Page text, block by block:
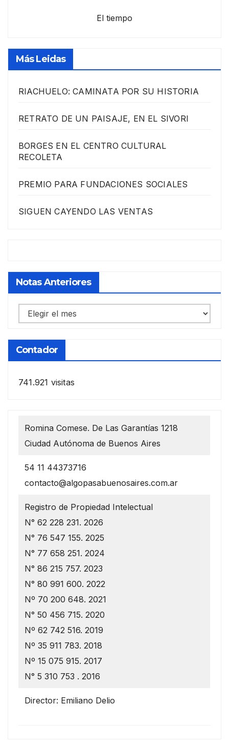
El tiempo
Más Leidas
RIACHUELO: CAMINATA POR SU HISTORIA
RETRATO DE UN PAISAJE, EN EL SIVORI
BORGES EN EL CENTRO CULTURAL
RECOLETA
PREMIO PARA FUNDACIONES SOCIALES
SIGUEN CAYENDO LAS VENTAS
Notas Anteriores
Notas
anteriores
Contador
741.921 visitas
Romina Comese. De Las Garantías 1218
Ciudad Autónoma de Buenos Aires
54 11 44373716
contacto@algopasabuenosaires.com.ar
Registro de Propiedad Intelectual
N° 62 228 231. 2026
N° 76 547 155. 2025
N° 77 658 251. 2024
N° 86 215 757. 2023
N° 80 991 600. 2022
Nº 70 200 648. 2021
N° 50 456 715. 2020
Nº 62 742 516. 2019
Nº 35 911 783. 2018
Nº 15 075 915. 2017
N° 5 310 753 . 2016
Director: Emiliano Delio